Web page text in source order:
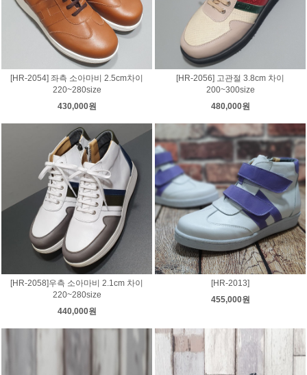
[HR-2054] 좌측 소아마비 2.5cm차이
220~280size
430,000원
[HR-2056] 고관절 3.8cm 차이
200~300size
480,000원
[HR-2058]우측 소아마비 2.1cm 차이
220~280size
440,000원
[HR-2013]
455,000원